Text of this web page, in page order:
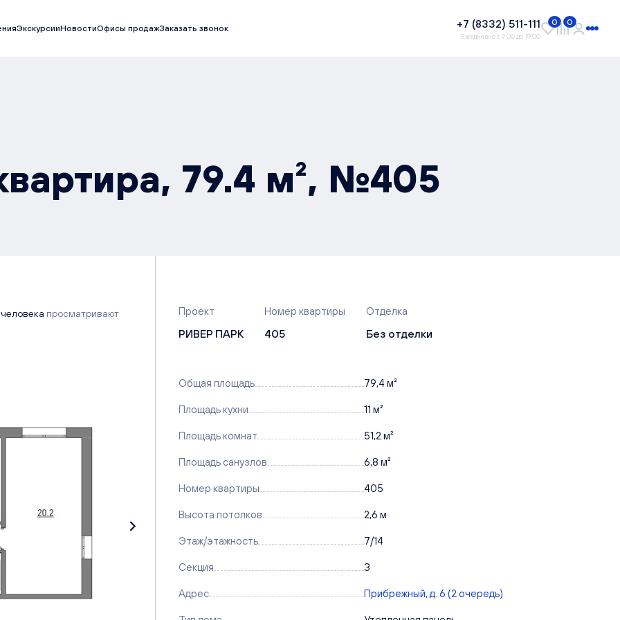
ЭкскурсииНовостиОфисы продажЗаказать звонок +7 (8332) 511-111
Ежедневно с 9:00 до 19:00
0 0
79.4 м², №405
человека просматривают Проект
РИВЕР ПАРК
Номер квартиры
405
Отделка
Без отделки
Общая площадь 79,4 м²
Площадь кухни 11 м²
Площадь комнат 51,2 м²
Площадь санузлов 6,8 м²
Номер квартиры 405
Высота потолков 2,6 м
Этаж/этажность 7/14
Секция 3
Адрес Прибрежный, д. 6 (2 очередь)